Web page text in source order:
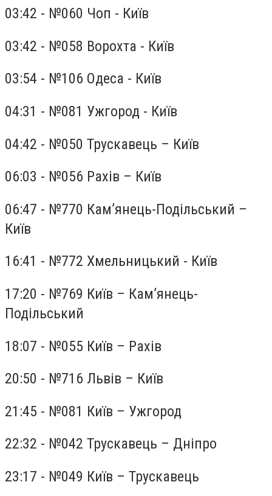
03:42 - №060 Чоп - Київ
03:42 - №058 Ворохта - Київ
03:54 - №106 Одеса - Київ
04:31 - №081 Ужгород - Київ
04:42 - №050 Трускавець – Київ
06:03 - №056 Рахів – Київ
06:47 - №770 Кам’янець-Подільський –
Київ
16:41 - №772 Хмельницький - Київ
17:20 - №769 Київ – Кам’янець-
Подільський
18:07 - №055 Київ – Рахів
20:50 - №716 Львів – Київ
21:45 - №081 Київ – Ужгород
22:32 - №042 Трускавець – Дніпро
23:17 - №049 Київ – Трускавець